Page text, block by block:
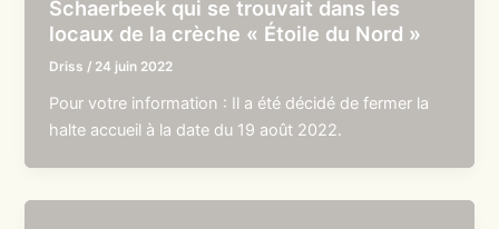
Schaerbeek qui se trouvait dans les
locaux de la crèche « Étoile du Nord »
Driss / 24 juin 2022
Pour votre information : Il a été décidé de fermer la
halte accueil à la date du 19 août 2022.